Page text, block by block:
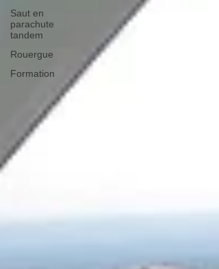
Saut en
parachute
tandem
Rouergue
Formation